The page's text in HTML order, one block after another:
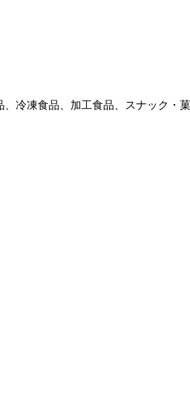
冷凍食品、加工食品、スナック・